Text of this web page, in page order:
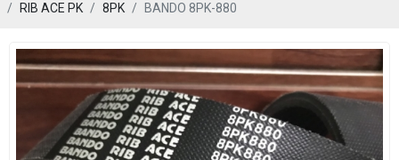
RIB ACE PK
8PK BANDO 8PK-880